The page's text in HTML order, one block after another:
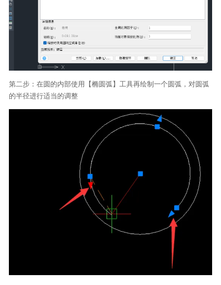
第二步：在圆的内部使用【椭圆弧】工具再绘制一个圆弧，对圆弧
的半径进行适当的调整